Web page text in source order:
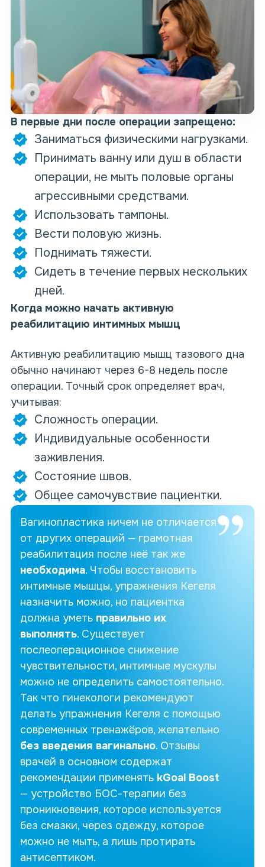
В первые дни после операции запрещено:
Заниматься физическими нагрузками.
Принимать ванну или душ в области
операции, не мыть половые органы
агрессивными средствами.
Использовать тампоны.
Вести половую жизнь.
Поднимать тяжести.
Сидеть в течение первых нескольких
дней.
Когда можно начать активную
реабилитацию интимных мышц
Активную реабилитацию мышц тазового дна
обычно начинают через 6-8 недель после
операции. Точный срок определяет врач,
учитывая:
Сложность операции.
Индивидуальные особенности
заживления.
Состояние швов.
Общее самочувствие пациентки.
Вагинопластика ничем не отличается
от других операций — грамотная
реабилитация после неё так же
необходима. Чтобы восстановить
интимные мышцы, упражнения Кегеля
назначить можно, но пациентка
должна уметь правильно их
выполнять. Существует
послеоперационное снижение
чувствительности, интимные мускулы
можно не определить самостоятельно.
Так что гинекологи рекомендуют
делать упражнения Кегеля с помощью
современных тренажёров, желательно
без введения вагинально. Отзывы
врачей в основном содержат
рекомендации применять kGoal Boost
— устройство БОС-терапии без
проникновения, которое используется
без смазки, через одежду, которое
можно не мыть, а лишь протирать
антисептиком.